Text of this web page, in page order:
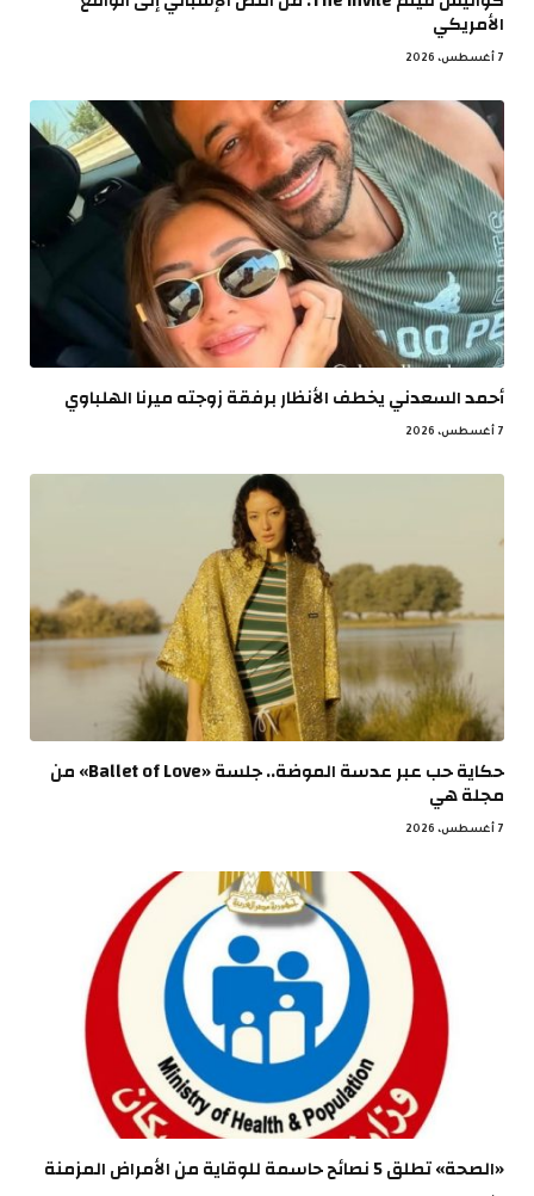
الأمريكي
7 أغسطس، 2026
أحمد السعدني يخطف الأنظار برفقة زوجته ميرنا الهلباوي
7 أغسطس، 2026
حكاية حب عبر عدسة الموضة.. جلسة «Ballet of Love» من
مجلة هي
7 أغسطس، 2026
«الصحة» تطلق 5 نصائح حاسمة للوقاية من الأمراض المزمنة